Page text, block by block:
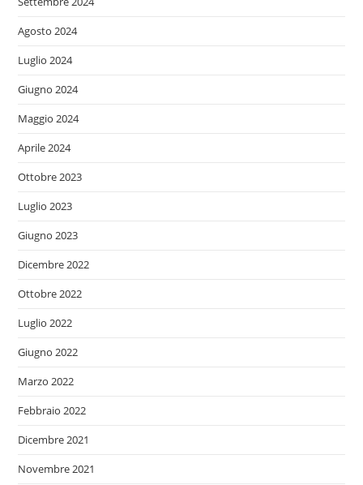
Agosto 2024
Luglio 2024
Giugno 2024
Maggio 2024
Aprile 2024
Ottobre 2023
Luglio 2023
Giugno 2023
Dicembre 2022
Ottobre 2022
Luglio 2022
Giugno 2022
Marzo 2022
Febbraio 2022
Dicembre 2021
Novembre 2021